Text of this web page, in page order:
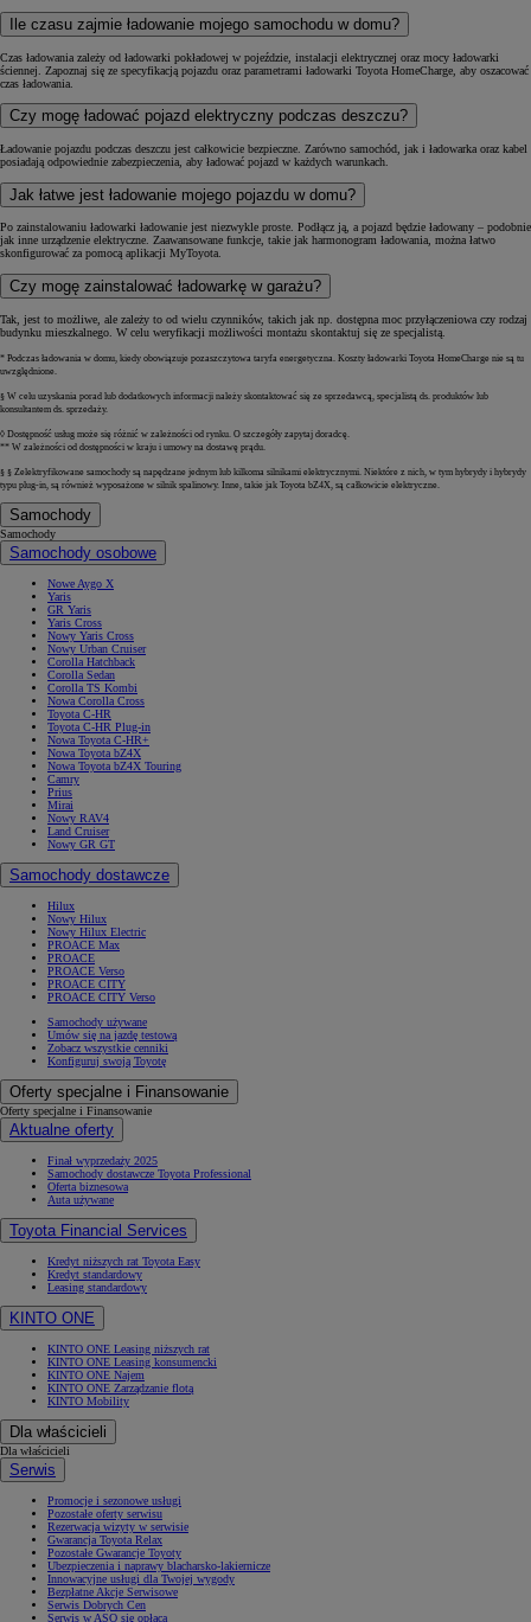
Ile czasu zajmie ładowanie mojego samochodu w domu?
Czas ładowania zależy od ładowarki pokładowej w pojeździe, instalacji elektrycznej oraz mocy ładowarki
ściennej. Zapoznaj się ze specyfikacją pojazdu oraz parametrami ładowarki Toyota HomeCharge, aby oszacować
czas ładowania.
Czy mogę ładować pojazd elektryczny podczas deszczu?
Ładowanie pojazdu podczas deszczu jest całkowicie bezpieczne. Zarówno samochód, jak i ładowarka oraz kabel
posiadają odpowiednie zabezpieczenia, aby ładować pojazd w każdych warunkach.
Jak łatwe jest ładowanie mojego pojazdu w domu?
Po zainstalowaniu ładowarki ładowanie jest niezwykle proste. Podłącz ją, a pojazd będzie ładowany – podobnie
jak inne urządzenie elektryczne. Zaawansowane funkcje, takie jak harmonogram ładowania, można łatwo
skonfigurować za pomocą aplikacji MyToyota.
Czy mogę zainstalować ładowarkę w garażu?
Tak, jest to możliwe, ale zależy to od wielu czynników, takich jak np. dostępna moc przyłączeniowa czy rodzaj
budynku mieszkalnego. W celu weryfikacji możliwości montażu skontaktuj się ze specjalistą.
* Podczas ładowania w domu, kiedy obowiązuje pozaszczytowa taryfa energetyczna. Koszty ładowarki Toyota HomeCharge nie są tu
uwzględnione.
§ W celu uzyskania porad lub dodatkowych informacji należy skontaktować się ze sprzedawcą, specjalistą ds. produktów lub
konsultantem ds. sprzedaży.
◊ Dostępność usług może się różnić w zależności od rynku. O szczegóły zapytaj doradcę.
** W zależności od dostępności w kraju i umowy na dostawę prądu.
§ § Zelektryfikowane samochody są napędzane jednym lub kilkoma silnikami elektrycznymi. Niektóre z nich, w tym hybrydy i hybrydy
typu plug-in, są również wyposażone w silnik spalinowy. Inne, takie jak Toyota bZ4X, są całkowicie elektryczne.
Samochody
Samochody
Samochody osobowe
Nowe Aygo X
Yaris
GR Yaris
Yaris Cross
Nowy Yaris Cross
Nowy Urban Cruiser
Corolla Hatchback
Corolla Sedan
Corolla TS Kombi
Nowa Corolla Cross
Toyota C-HR
Toyota C-HR Plug-in
Nowa Toyota C-HR+
Nowa Toyota bZ4X
Nowa Toyota bZ4X Touring
Camry
Prius
Mirai
Nowy RAV4
Land Cruiser
Nowy GR GT
Samochody dostawcze
Hilux
Nowy Hilux
Nowy Hilux Electric
PROACE Max
PROACE
PROACE Verso
PROACE CITY
PROACE CITY Verso
Samochody używane
Umów się na jazdę testową
Zobacz wszystkie cenniki
Konfiguruj swoją Toyotę
Oferty specjalne i Finansowanie
Oferty specjalne i Finansowanie
Aktualne oferty
Finał wyprzedaży 2025
Samochody dostawcze Toyota Professional
Oferta biznesowa
Auta używane
Toyota Financial Services
Kredyt niższych rat Toyota Easy
Kredyt standardowy
Leasing standardowy
KINTO ONE
KINTO ONE Leasing niższych rat
KINTO ONE Leasing konsumencki
KINTO ONE Najem
KINTO ONE Zarządzanie flotą
KINTO Mobility
Dla właścicieli
Dla właścicieli
Serwis
Promocje i sezonowe usługi
Pozostałe oferty serwisu
Rezerwacja wizyty w serwisie
Gwarancja Toyota Relax
Pozostałe Gwarancje Toyoty
Ubezpieczenia i naprawy blacharsko-lakiernicze
Innowacyjne usługi dla Twojej wygody
Bezpłatne Akcje Serwisowe
Serwis Dobrych Cen
Serwis w ASO się opłaca